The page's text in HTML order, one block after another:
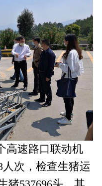
高速路口联动机
次，检查生猪运